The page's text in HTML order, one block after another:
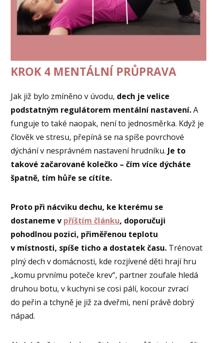
KROK 4 MENTÁLNÍ PRŮPRAVA
Jak již bylo zmíněno v úvodu, dech je velice
podstatným regulátorem mentální nastavení.A
funguje to také naopak, není to jednosměrka. Když je
člověk ve stresu, přepíná se na spíše povrchové
dýchání v nesprávném nastavení hrudníku. Je to
takové začarované kolečko – čím více dýcháte
špatně, tím hůře se cítíte.
Proto při nácviku dechu, ke kterému se
dostaneme v příštím článku, doporučuji
pohodlnou pozici, přiměřenou teplotu
v místnosti, spíše ticho a dostatek času. Trénovat
plný dech v domácnosti, kde rozjívené děti hrají hru
„komu prvnímu poteče krev“, partner zoufale hledá
druhou botu, v kuchyni se cosi pálí, kocour zvrací
do peřin a tchyně je již za dveřmi, není právě dobrý
nápad.